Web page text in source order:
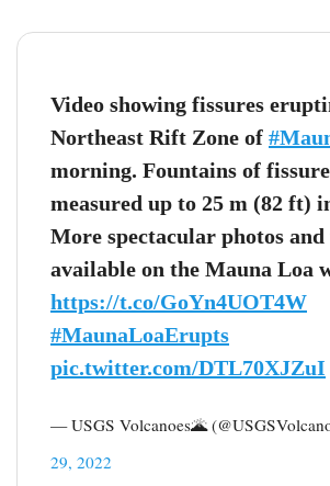
Video showing fissures
Northeast Rift Zone of
morning. Fountains of
measured up to 25 m (82 ft)
More spectacular photos and
available on the Mauna Loa
https://t.co/GoYn4UOT4W
#MaunaLoaErupts
pic.twitter.com/DTL70XJZuI
— USGS Volcanoes🌋
29, 2022